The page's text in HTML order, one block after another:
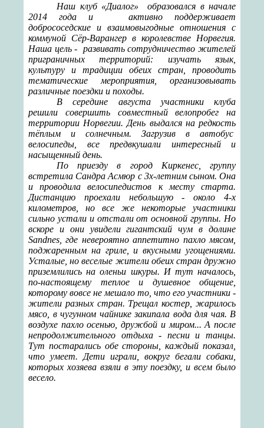
Наш клуб «Диалог» образовался в начале
2014 года и
активно поддерживает
добрососедские и взаимовыгодные отношения с
коммуной Сёр-Варангер в королевстве Норвегия.
Наша цель - развивать сотрудничество жителей
приграничных территорий: изучать язык,
культуру и традиции обеих стран, проводить
тематические мероприятия, организовывать
различные поездки и походы.
В середине августа участники клуба
решили совершить совместный велопробег на
территории Норвегии. День выдался на редкость
тёплым и солнечным. Загрузив в автобус
велосипеды, все предвкушали интересный и
насыщенный день.
По приезду в город Киркенес, группу
встретила Сандра Асмюр с 3х-летним сыном. Она
и проводила велосипедистов к месту старта.
Дистанцию проехали небольшую - около 4-х
километров, но все же некоторые участники
сильно устали и отстали от основной группы. Но
вскоре и они увидели гигантский чум в долине
Sandnes, где невероятно аппетитно пахло мясом,
поджаренным на гриле, и вкусными угощениями.
Усталые, но веселые жители обеих стран дружно
приземлились на оленьи шкуры. И тут началось,
по-настоящему теплое и душевное общение,
которому вовсе не мешало то, что его участники -
жители разных стран. Трещал костер, жарилось
мясо, в чугунном чайнике закипала вода для чая. В
воздухе пахло осенью, дружбой и миром... А после
непродолжительного отдыха - песни и танцы.
Тут постарались обе стороны, каждый показал,
что умеет. Дети играли, вокруг бегали собаки,
которых хозяева взяли в эту поездку, и всем было
весело.